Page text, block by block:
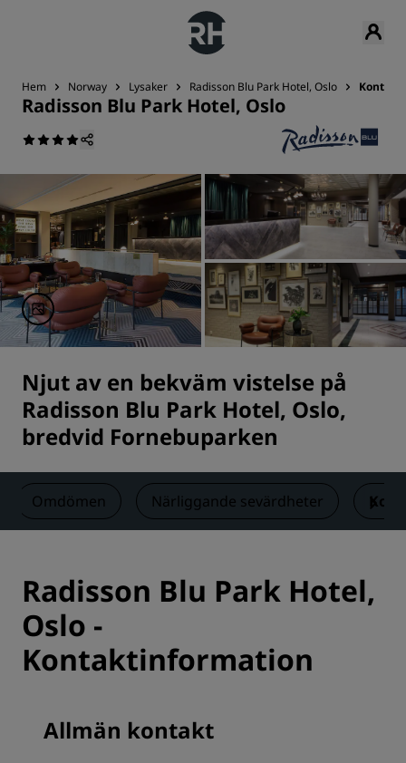
Hem Norway Lysaker Radisson Blu Park Hotel, Oslo Kontakt
Radisson Blu Park Hotel, Oslo
Njut av en bekväm vistelse på
Radisson Blu Park Hotel, Oslo,
bredvid Fornebuparken
Omdömen Närliggande sevärdheter
Radisson Blu Park Hotel,
Oslo -
Kontaktinformation
Allmän kontakt